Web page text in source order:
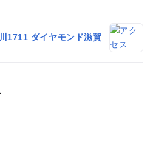
1711 ダイヤモンド滋賀